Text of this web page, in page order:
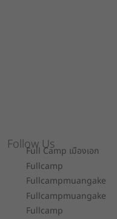
Follow Us
Full Camp เมืองเอก
Fullcamp
Fullcampmuangake
Fullcampmuangake
Fullcamp